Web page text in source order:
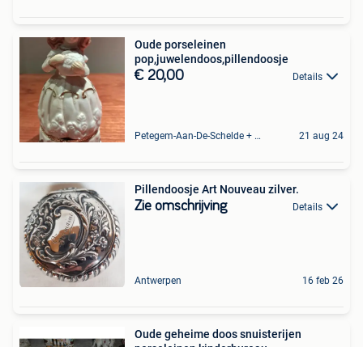
Oude porseleinen
pop,juwelendoos,pillendoosje
€ 20,00 Details
Petegem-Aan-De-Schelde + Deel Van Oudenaarde 21 aug 24
Pillendoosje Art Nouveau zilver.
Zie omschrijving Details
Antwerpen 16 feb 26
Oude geheime doos snuisterijen